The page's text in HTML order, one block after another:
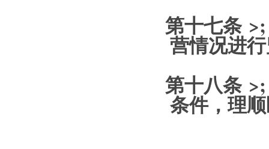
第十七条
营情况进
第十八条
条件，理